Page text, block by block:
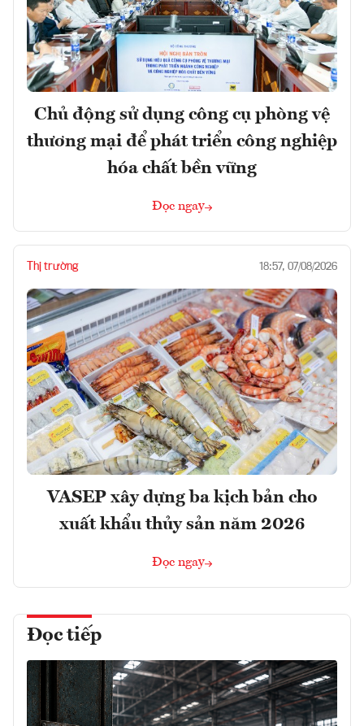
Chủ động sử dụng công cụ phòng vệ
thương mại để phát triển công nghiệp
hóa chất bền vững
Đọc ngay
Thị trường 18:57, 07/08/2026
VASEP xây dựng ba kịch bản cho
xuất khẩu thủy sản năm 2026
Đọc ngay
Đọc tiếp